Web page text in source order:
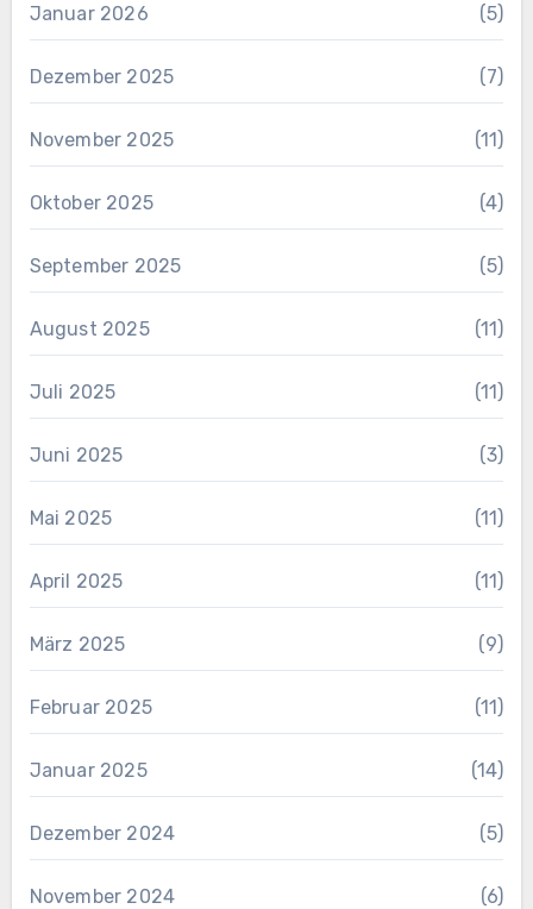
Januar 2026 (5)
Dezember 2025 (7)
November 2025 (11)
Oktober 2025 (4)
September 2025 (5)
August 2025 (11)
Juli 2025 (11)
Juni 2025 (3)
Mai 2025 (11)
April 2025 (11)
März 2025 (9)
Februar 2025 (11)
Januar 2025 (14)
Dezember 2024 (5)
November 2024 (6)